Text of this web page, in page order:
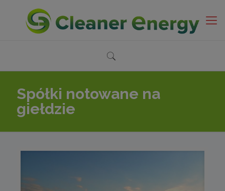
Spółki notowane na
giełdzie